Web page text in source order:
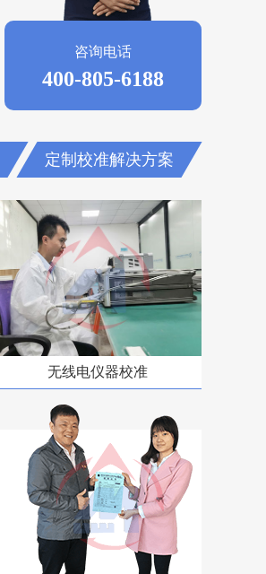
咨询电话
400-805-6188
定制校准解决方案
无线电仪器校准